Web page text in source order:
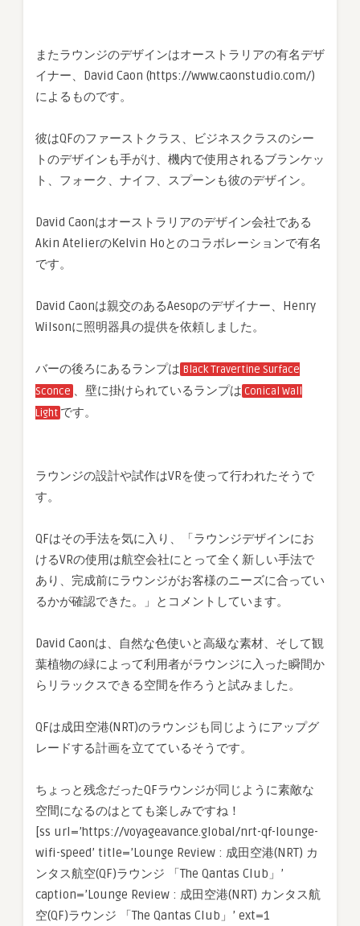
またラウンジのデザインはオーストラリアの有名デザ
イナー、David Caon (https://www.caonstudio.com/)
によるものです。
彼はQFのファーストクラス、ビジネスクラスのシー
トのデザインも手がけ、機内で使用されるブランケッ
ト、フォーク、ナイフ、スプーンも彼のデザイン。
David Caonはオーストラリアのデザイン会社である
Akin AtelierのKelvin Hoとのコラボレーションで有名
です。
David Caonは親交のあるAesopのデザイナー、Henry
Wilsonに照明器具の提供を依頼しました。
バーの後ろにあるランプは Black Travertine Surface
Sconce 、壁に掛けられているランプは Conical Wall
Light です。
ラウンジの設計や試作はVRを使って行われたそうで
す。
QFはその手法を気に入り、「ラウンジデザインにお
けるVRの使用は航空会社にとって全く新しい手法で
あり、完成前にラウンジがお客様のニーズに合ってい
るかが確認できた。」とコメントしています。
David Caonは、自然な色使いと高級な素材、そして観
葉植物の緑によって利用者がラウンジに入った瞬間か
らリラックスできる空間を作ろうと試みました。
QFは成田空港(NRT)のラウンジも同じようにアップグ
レードする計画を立てているそうです。
ちょっと残念だったQFラウンジが同じように素敵な
空間になるのはとても楽しみですね！
[ss url=’https://voyageavance.global/nrt-qf-lounge-
wifi-speed’ title=’Lounge Review : 成田空港(NRT) カ
ンタス航空(QF)ラウンジ 「The Qantas Club」’
caption=’Lounge Review : 成田空港(NRT) カンタス航
空(QF)ラウンジ 「The Qantas Club」’ ext=1